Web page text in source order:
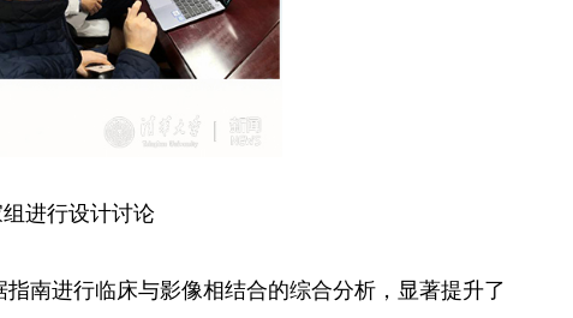
进行设计讨论
南进行临床与影像相结合的综合分析，显著提升了